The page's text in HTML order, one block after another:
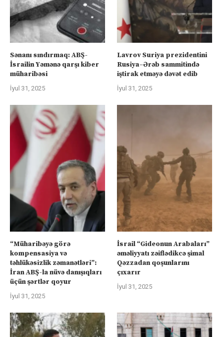
Sənanı sındırmaq: ABŞ-
İsrailin Yəmənə qarşı kiber
müharibəsi
İyul 31, 2025
Lavrov Suriya prezidentini
Rusiya–Ərəb sammitində
iştirak etməyə dəvət edib
İyul 31, 2025
“Müharibəyə görə
kompensasiya və
təhlükəsizlik zəmanətləri”:
İran ABŞ-la nüvə danışıqları
üçün şərtlər qoyur
İyul 31, 2025
İsrail “Gideonun Arabaları”
əməliyyatı zəiflədikcə şimal
Qəzzadan qoşunlarını
çıxarır
İyul 31, 2025